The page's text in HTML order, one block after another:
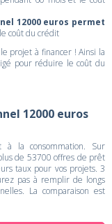
12000 euros permet
coût du crédit
projet à financer ! Ainsi la
pour réduire le coût du
12000 euros
la consommation. Sur
de 53700 offres de prêt
taux pour vos projets. 3
pas à remplir de longs
La comparaison est